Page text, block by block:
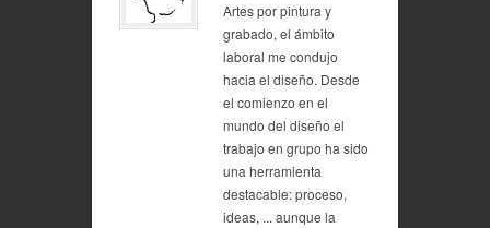
Artes por pintura y
grabado, el ámbito
laboral me condujo
hacia el diseño. Desde
el comienzo en el
mundo del diseño el
trabajo en grupo ha sido
una herramienta
destacable: proceso,
ideas, ... aunque la